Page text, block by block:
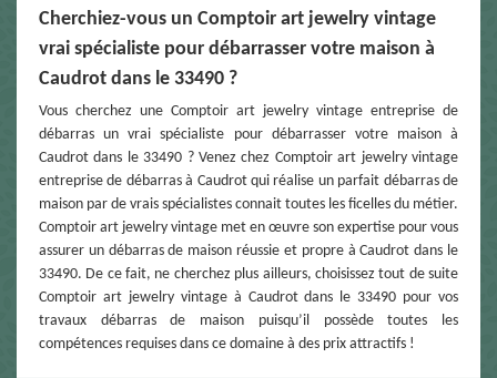
Cherchiez-vous un Comptoir art jewelry vintage
vrai spécialiste pour débarrasser votre maison à
Caudrot dans le 33490 ?
Vous cherchez une Comptoir art jewelry vintage entreprise de
débarras un vrai spécialiste pour débarrasser votre maison à
Caudrot dans le 33490 ? Venez chez Comptoir art jewelry vintage
entreprise de débarras à Caudrot qui réalise un parfait débarras de
maison par de vrais spécialistes connait toutes les ficelles du métier.
Comptoir art jewelry vintage met en œuvre son expertise pour vous
assurer un débarras de maison réussie et propre à Caudrot dans le
33490. De ce fait, ne cherchez plus ailleurs, choisissez tout de suite
Comptoir art jewelry vintage à Caudrot dans le 33490 pour vos
travaux débarras de maison puisqu’il possède toutes les
compétences requises dans ce domaine à des prix attractifs !